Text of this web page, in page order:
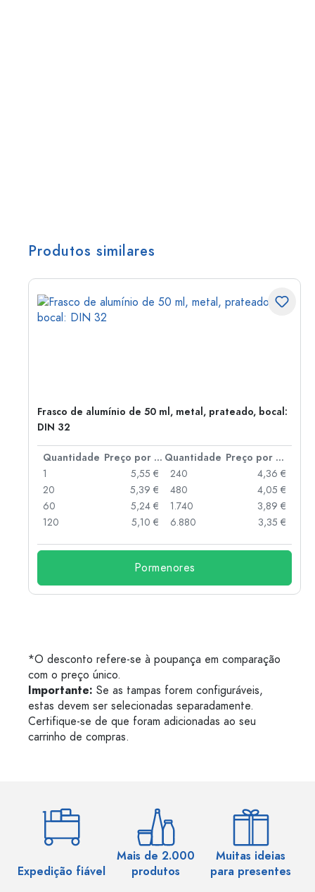
Produtos similares
Frasco de alumínio de 50 ml, metal, prateado, bocal:
DIN 32
Quantidade Preço por peça Quantidade
Preço por peça
1
5,55 €
20
5,39 €
60
5,24 €
120
5,10 €
240
4,36 €
480
4,05 €
1.740
3,89 €
6.880
3,35 €
Pormenores
*O desconto refere-se à poupança em comparação
com o preço único.
Importante: Se as tampas forem configuráveis,
estas devem ser selecionadas separadamente.
Certifique-se de que foram adicionadas ao seu
carrinho de compras.
Expedição fiável
Mais de 2.000
produtos
Muitas ideias
para presentes